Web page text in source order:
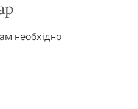
необхідно